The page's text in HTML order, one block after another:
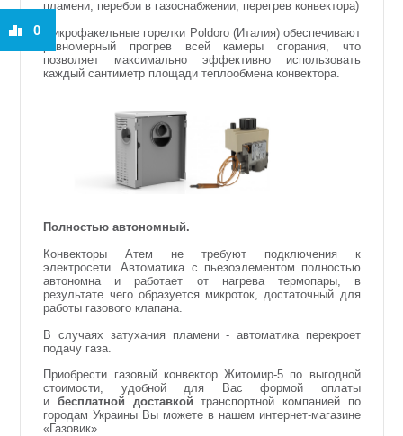
пламени, перебои в газоснабжении, перегрев конвектора)
Микрофакельные горелки Poldoro (Италия) обеспечивают
равномерный прогрев всей камеры сгорания, что
позволяет максимально эффективно использовать
каждый сантиметр площади теплообмена конвектора.
Полностью автономный.
Конвекторы Атем не требуют подключения к
электросети. Автоматика с пьезоэлементом полностью
автономна и работает от нагрева термопары, в
результате чего образуется микроток, достаточный для
работы газового клапана.
В случаях затухания пламени - автоматика перекроет
подачу газа.
Приобрести газовый конвектор Житомир-5 по выгодной
стоимости, удобной для Вас формой оплаты
ибесплатной доставкой транспортной компанией по
городам Украины Вы можете в нашем интернет-магазине
«Газовик».
0